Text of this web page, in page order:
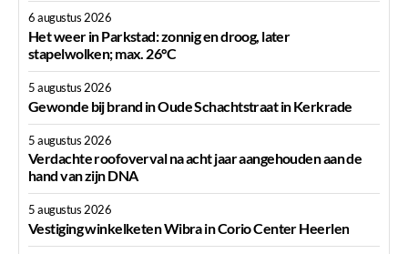
6 augustus 2026
Het weer in Parkstad: zonnig en droog, later
stapelwolken; max. 26°C
5 augustus 2026
Gewonde bij brand in Oude Schachtstraat in Kerkrade
5 augustus 2026
Verdachte roofoverval na acht jaar aangehouden aan de
hand van zijn DNA
5 augustus 2026
Vestiging winkelketen Wibra in Corio Center Heerlen